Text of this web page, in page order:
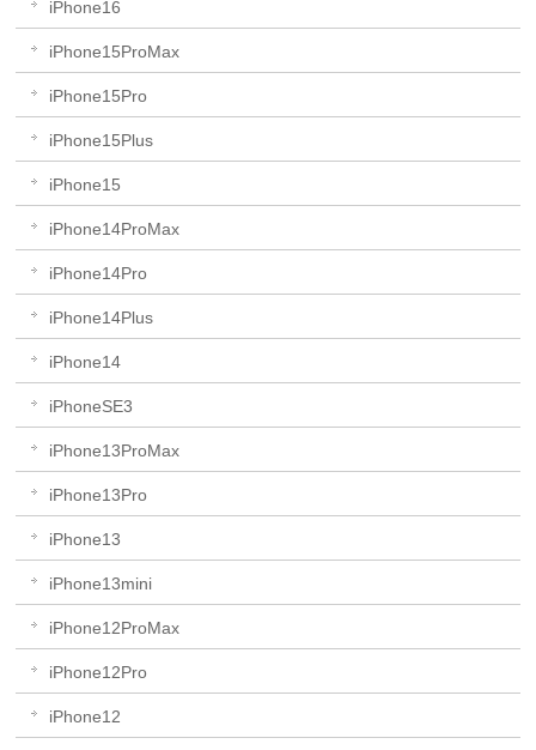
iPhone16
iPhone15ProMax
iPhone15Pro
iPhone15Plus
iPhone15
iPhone14ProMax
iPhone14Pro
iPhone14Plus
iPhone14
iPhoneSE3
iPhone13ProMax
iPhone13Pro
iPhone13
iPhone13mini
iPhone12ProMax
iPhone12Pro
iPhone12